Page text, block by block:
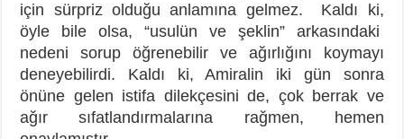
için sürpriz olduğu anlamına gelmez. Kaldı ki,
öyle bile olsa, “usulün ve şeklin” arkasındaki
nedeni sorup öğrenebilir ve ağırlığını koymayı
deneyebilirdi. Kaldı ki, Amiralin iki gün sonra
önüne gelen istifa dilekçesini de, çok berrak ve
ağır sıfatlandırmalarına rağmen, hemen